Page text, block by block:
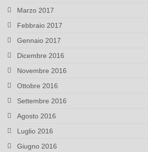
Marzo 2017
Febbraio 2017
Gennaio 2017
Dicembre 2016
Novembre 2016
Ottobre 2016
Settembre 2016
Agosto 2016
Luglio 2016
Giugno 2016